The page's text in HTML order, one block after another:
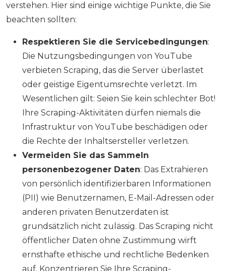
verstehen. Hier sind einige wichtige Punkte, die Sie
beachten sollten:
Respektieren Sie die Servicebedingungen:
Die Nutzungsbedingungen von YouTube
verbieten Scraping, das die Server überlastet
oder geistige Eigentumsrechte verletzt. Im
Wesentlichen gilt: Seien Sie kein schlechter Bot!
Ihre Scraping-Aktivitäten dürfen niemals die
Infrastruktur von YouTube beschädigen oder
die Rechte der Inhaltsersteller verletzen.
Vermeiden Sie das Sammeln
personenbezogener Daten: Das Extrahieren
von persönlich identifizierbaren Informationen
(PII) wie Benutzernamen, E-Mail-Adressen oder
anderen privaten Benutzerdaten ist
grundsätzlich nicht zulässig. Das Scraping nicht
öffentlicher Daten ohne Zustimmung wirft
ernsthafte ethische und rechtliche Bedenken
auf. Konzentrieren Sie Ihre Scraping-